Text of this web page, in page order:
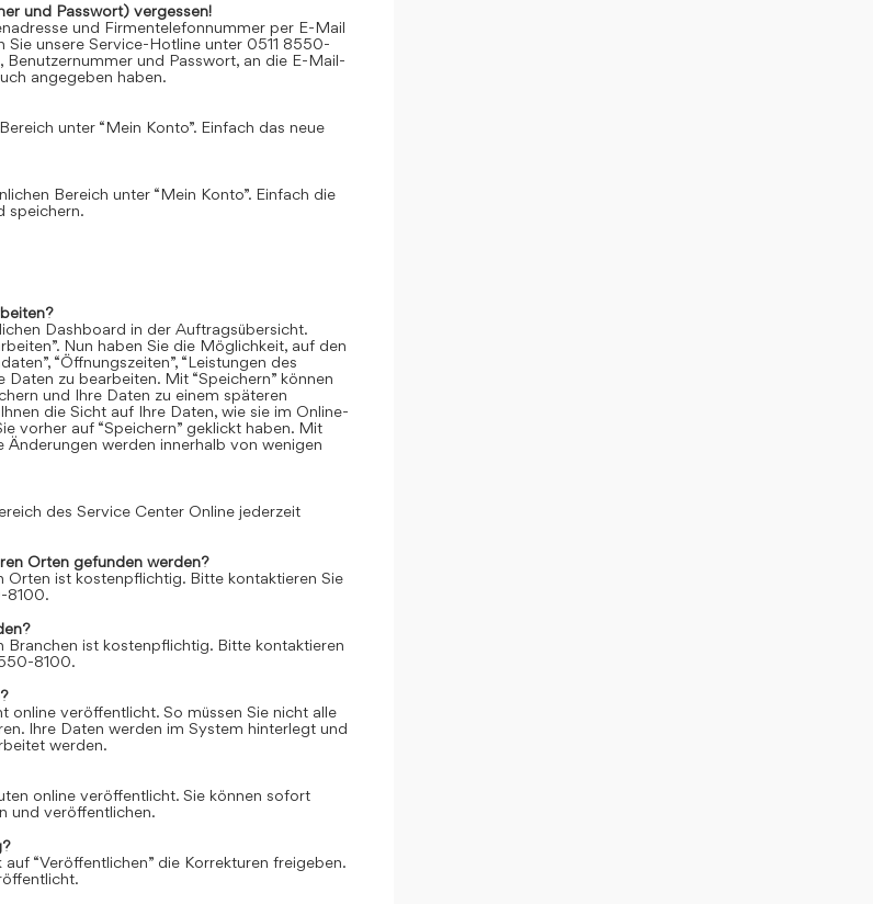
und Passwort) vergessen!
und Firmentelefonnummer per E-Mail
Sie unsere Service-Hotline unter 0511 8550-
und Passwort, an die E-Mail-
angegeben haben.
unter “Mein Konto”. Einfach das neue
Bereich unter “Mein Konto”. Einfach die
speichern.
Dashboard in der Auftragsübersicht.
Nun haben Sie die Möglichkeit, auf den
“Öffnungszeiten”, “Leistungen des
Daten zu bearbeiten. Mit “Speichern” können
und Ihre Daten zu einem späteren
die Sicht auf Ihre Daten, wie sie im Online-
vorher auf “Speichern” geklickt haben. Mit
Änderungen werden innerhalb von wenigen
des Service Center Online jederzeit
Orten gefunden werden?
Orten ist kostenpflichtig. Bitte kontaktieren Sie
8100.
ist kostenpflichtig. Bitte kontaktieren
8100.
online veröffentlicht. So müssen Sie nicht alle
Ihre Daten werden im System hinterlegt und
werden.
online veröffentlicht. Sie können sofort
und veröffentlichen.
“Veröffentlichen” die Korrekturen freigeben.